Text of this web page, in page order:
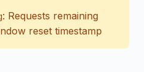
: Requests remaining
reset timestamp